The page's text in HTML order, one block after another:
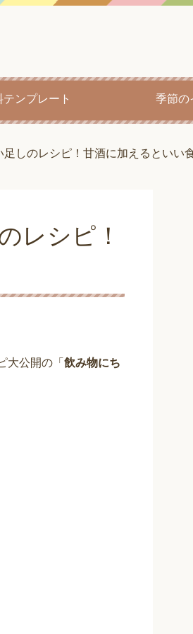
テンプレート 季節の
足しのレシピ！甘酒に加えるといい
レシピ！
大公開の「 飲み物にち